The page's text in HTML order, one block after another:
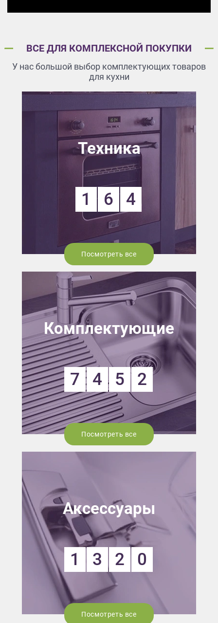
ВСЕ ДЛЯ КОМПЛЕКСНОЙ ПОКУПКИ
У нас большой выбор комплектующих товаров
для кухни
Техника
1 6 4
Посмотреть все
Комплектующие
7 4 5 2
Посмотреть все
Аксессуары
1 3 2 0
Посмотреть все